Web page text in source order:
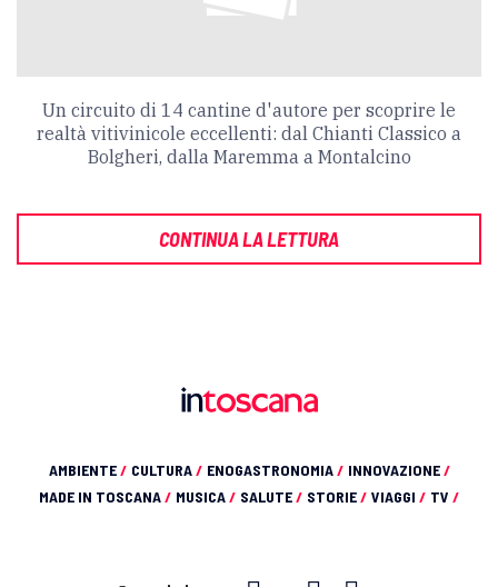
Un circuito di 14 cantine d'autore per scoprire le
realtà vitivinicole eccellenti: dal Chianti Classico a
Bolgheri, dalla Maremma a Montalcino
CONTINUA LA LETTURA
AMBIENTE/ CULTURA/ ENOGASTRONOMIA/ INNOVAZIONE/
MADE IN TOSCANA/ MUSICA/ SALUTE/ STORIE/ VIAGGI / TV /